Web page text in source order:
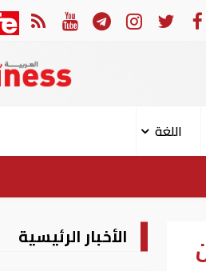
الهجوم الإيراني على ناقلة "أدنوك" في
اللغة
الأخبار الرئيسية